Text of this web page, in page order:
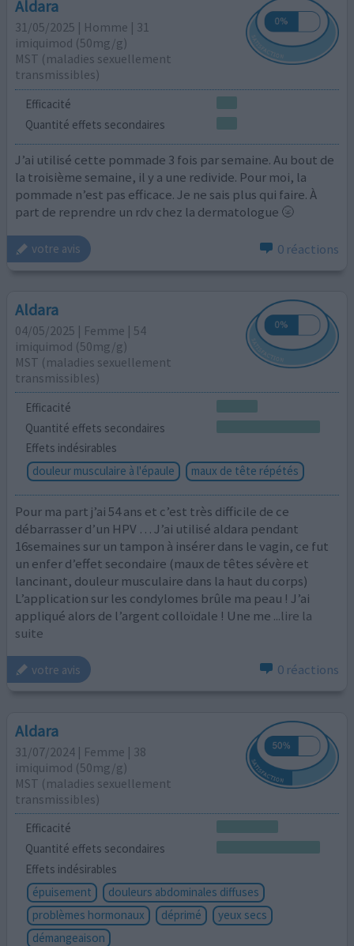
Aldara
31/05/2025 | Homme | 31
imiquimod (50mg/g)
MST (maladies sexuellement
transmissibles)
Efficacité
Quantité effets secondaires
J’ai utilisé cette pommade 3 fois par semaine. Au bout de
la troisième semaine, il y a une redivide. Pour moi, la
pommade n’est pas efficace. Je ne sais plus qui faire. À
part de reprendre un rdv chez la dermatologue 🌝
votre avis 0 réactions
Aldara
04/05/2025 | Femme | 54
imiquimod (50mg/g)
MST (maladies sexuellement
transmissibles)
Efficacité
Quantité effets secondaires
Effets indésirables
douleur musculaire à l'épaule
maux de tête répétés
Pour ma part j’ai 54 ans et c’est très difficile de ce
débarrasser d’un HPV … J’ai utilisé aldara pendant
16semaines sur un tampon à insérer dans le vagin, ce fut
un enfer d’effet secondaire (maux de têtes sévère et
lancinant, douleur musculaire dans la haut du corps)
L’application sur les condylomes brûle ma peau ! J’ai
appliqué alors de l’argent colloïdale ! Une me ...lire la
suite
votre avis 0 réactions
Aldara
31/07/2024 | Femme | 38
imiquimod (50mg/g)
MST (maladies sexuellement
transmissibles)
Efficacité
Quantité effets secondaires
Effets indésirables
épuisement
douleurs abdominales diffuses
problèmes hormonaux
déprimé
yeux secs
démangeaison